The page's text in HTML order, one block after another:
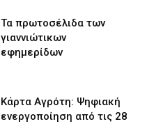
Τα πρωτοσέλιδα των
γιαννιώτικων
εφημερίδων
Κάρτα Αγρότη: Ψηφιακή
ενεργοποίηση από τις 28